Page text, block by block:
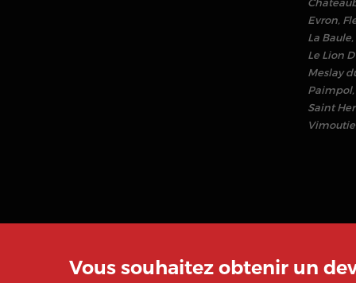
Evron,
La Baule,
Le Lion
Meslay
Paimpol,
Saint
Vous souhaitez obtenir un